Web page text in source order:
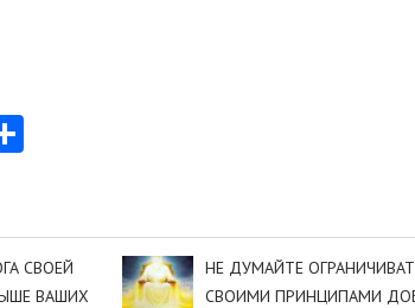
Отправить
СВОЕЙ
ВАШИХ
НЕ ДУМАЙТЕ
СВОИМИ ПРИНЦИПАМИ